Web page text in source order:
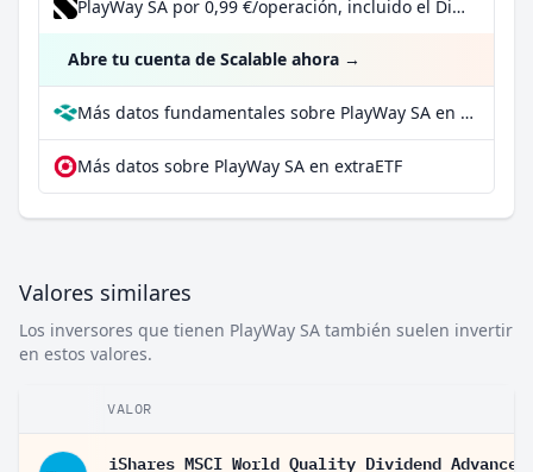
PlayWay SA por 0,99 €/operación, incluido el Dividend Reinvestment Plan
Abre tu cuenta de Scalable ahora →
Más datos fundamentales sobre PlayWay SA en Parqet
Más datos sobre PlayWay SA en extraETF
Valores similares
Los inversores que tienen PlayWay SA también suelen invertir
en estos valores.
VALOR